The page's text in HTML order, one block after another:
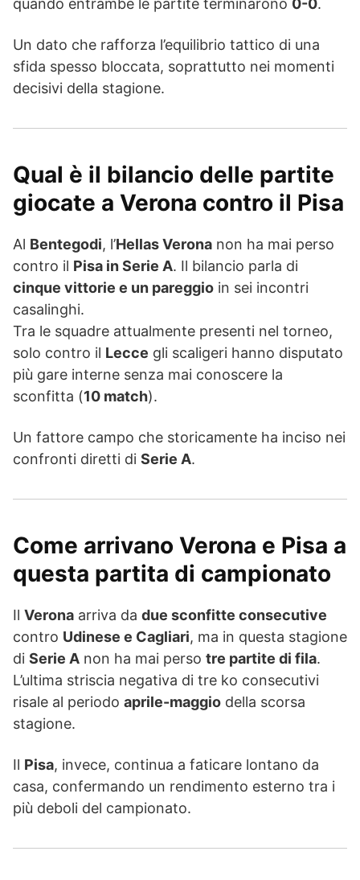
quando entrambe le partite terminarono 0-0.
Un dato che rafforza l’equilibrio tattico di una
sfida spesso bloccata, soprattutto nei momenti
decisivi della stagione.
Qual è il bilancio delle partite
giocate a Verona contro il Pisa
Al Bentegodi, l’Hellas Verona non ha mai perso
contro il Pisa in Serie A. Il bilancio parla di
cinque vittorie e un pareggio in sei incontri
casalinghi.
Tra le squadre attualmente presenti nel torneo,
solo contro il Lecce gli scaligeri hanno disputato
più gare interne senza mai conoscere la
sconfitta (10 match).
Un fattore campo che storicamente ha inciso nei
confronti diretti di Serie A.
Come arrivano Verona e Pisa a
questa partita di campionato
Il Verona arriva da due sconfitte consecutive
contro Udinese e Cagliari, ma in questa stagione
di Serie A non ha mai perso tre partite di fila.
L’ultima striscia negativa di tre ko consecutivi
risale al periodo aprile-maggio della scorsa
stagione.
Il Pisa, invece, continua a faticare lontano da
casa, confermando un rendimento esterno tra i
più deboli del campionato.